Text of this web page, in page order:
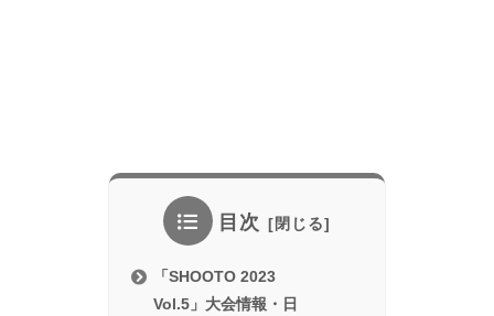
目次
「SHOOTO 2023
Vol.5」大会情報・日